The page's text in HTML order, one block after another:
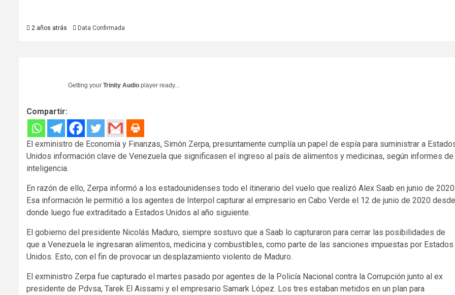
2 años atrás Data Confirmada
Getting your Trinity Audio player ready...
Compartir:
El exministro de Economía y Finanzas, Simón Zerpa, presuntamente cumplía un papel de espía para suministrar a
Unidos información clave de Venezuela que significasen el ingreso al país de alimentos y medicinas, según informes de
inteligencia.
En razón de ello, Zerpa informó a los estadounidenses todo el itinerario del vuelo que realizó Alex Saab en junio de
Esa información le permitió a los agentes de Interpol capturar al empresario en Cabo Verde el 12 de junio de 2020 desde
donde luego fue extraditado a Estados Unidos al año siguiente.
El gobierno del presidente Nicolás Maduro, siempre sostuvo que a Saab lo capturaron para cerrar las posibilidades de
que a Venezuela le ingresaran alimentos, medicina y combustibles, como parte de las sanciones impuestas por Estados
Unidos. Esto, con el fin de provocar un desplazamiento violento de Maduro.
El exministro Zerpa fue capturado el martes pasado por agentes de la Policía Nacional contra la Corrupción junto al ex
presidente de Pdvsa, Tarek El Aissami y el empresario Samark López. Los tres estaban metidos en un plan para